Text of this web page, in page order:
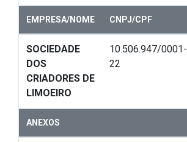
EMPRESA/NOME CNPJ/CPF
SOCIEDADE
DOS
CRIADORES DE
LIMOEIRO
10.506.947/0001-
22
ANEXOS